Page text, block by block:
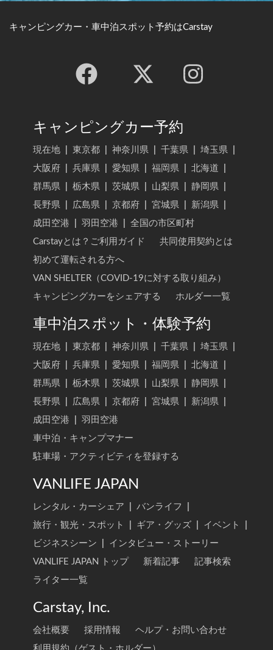
キャンピングカー・車中泊スポット予約はCarstay
キャンピングカー予約
現在地 東京都 神奈川県 千葉県 埼玉県
大阪府
兵庫県 愛知県 福岡県 北海道
群馬県
栃木県 茨城県 山梨県 静岡県
長野県
広島県 京都府 宮城県 新潟県
成田空港
羽田空港
全国の市区町村
Carstayとは？ご利用ガイド
共同使用契約とは
初めて運転される方へ
VAN SHELTER（COVID-19に対する取り組み）
キャンピングカーをシェアする
ホルダー一覧
車中泊スポット・体験予約
現在地 東京都 神奈川県 千葉県 埼玉県
大阪府
兵庫県 愛知県 福岡県 北海道
群馬県
栃木県 茨城県 山梨県 静岡県
長野県
広島県 京都府 宮城県 新潟県
成田空港
羽田空港
車中泊・キャンプマナー
駐車場・アクティビティを登録する
VANLIFE JAPAN
レンタル・カーシェア バンライフ
旅行・観光・スポット
ギア・グッズ イベント
ビジネスシーン
インタビュー・ストーリー
VANLIFE JAPAN トップ
新着記事
記事検索
ライター一覧
Carstay, Inc.
会社概要 採用情報
ヘルプ・お問い合わせ